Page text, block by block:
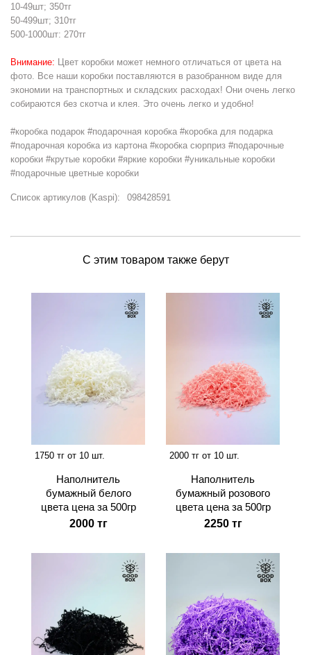
10-49шт; 350тг
50-499шт; 310тг
500-1000шт: 270тг
Внимание: Цвет коробки может немного отличаться от цвета на
фото. Все наши коробки поставляются в разобранном виде для
экономии на транспортных и складских расходах! Они очень легко
собираются без скотча и клея. Это очень легко и удобно!
#коробка подарок #подарочная коробка #коробка для подарка
#подарочная коробка из картона #коробка сюрприз #подарочные
коробки #крутые коробки #яркие коробки #уникальные коробки
#подарочные цветные коробки
Список артикулов (Kaspi): 098428591
С этим товаром также берут
1750 тг от 10 шт.
Наполнитель
бумажный белого
цвета цена за 500гр
2000 тг
2000 тг от 10 шт.
Наполнитель
бумажный розового
цвета цена за 500гр
2250 тг